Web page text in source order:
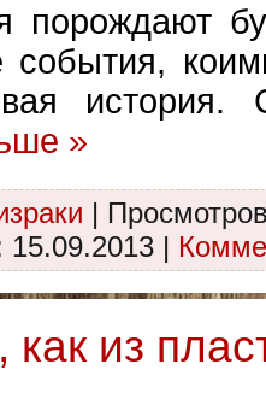
порождают
события,
»
|
15.09.2013 |
как из